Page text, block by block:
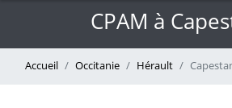
CPAM à
Accueil Occitanie Hérault